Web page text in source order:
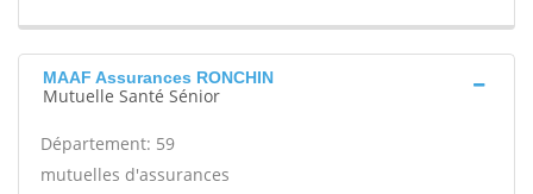
MAAF Assurances RONCHIN
Mutuelle Santé Sénior
Département: 59
mutuelles d'assurances